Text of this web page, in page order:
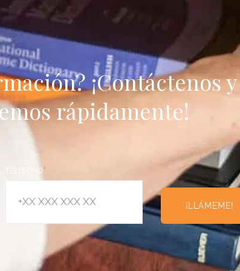
¡Contáctenos
rápidamente!
TELÉFONO
¡LLÁMEME!